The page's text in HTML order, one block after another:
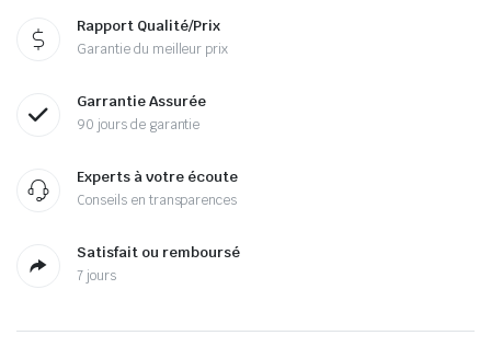
Rapport Qualité/Prix
Garantie du meilleur prix
Garrantie Assurée
90 jours de garantie
Experts à votre écoute
Conseils en transparences
Satisfait ou remboursé
7 jours